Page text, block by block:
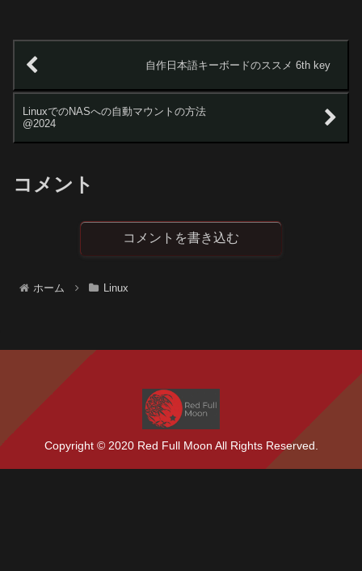
自作日本語キーボードのススメ 6th key
LinuxでのNASへの自動マウントの方法
@2024
コメント
コメントを書き込む
ホーム Linux
Copyright © 2020 Red Full Moon All Rights Reserved.